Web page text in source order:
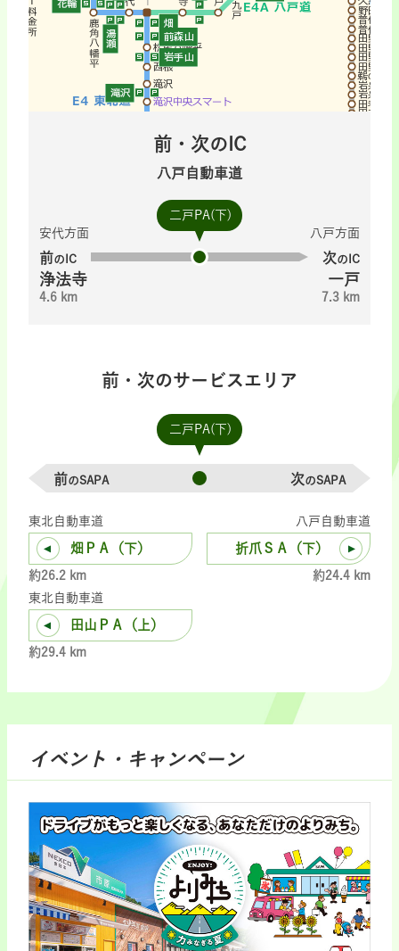
前・次のIC
八戸自動車道
二戸PA(下)
安代方面
前のIC
浄法寺
4.6 km
八戸方面
次のIC
一戸
7.3 km
前・次のサービスエリア
二戸PA(下)
前のSAPA 次のSAPA
東北自動車道
畑ＰＡ（下）
約26.2 km
東北自動車道
田山ＰＡ（上）
約29.4 km
八戸自動車道
折爪ＳＡ（下）
約24.4 km
イベント・キャンペーン